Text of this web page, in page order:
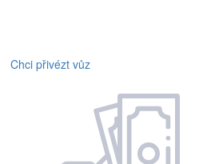
Chci přivézt vůz